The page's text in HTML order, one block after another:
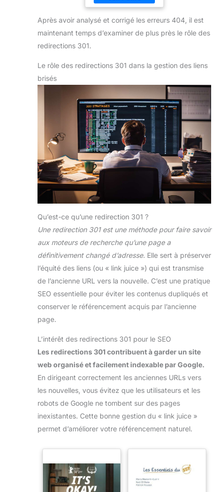
Après avoir analysé et corrigé les erreurs 404, il est
maintenant temps d’examiner de plus près le rôle des
redirections 301.
Le rôle des redirections 301 dans la gestion des liens
brisés
Qu’est-ce qu’une redirection 301 ?
Une redirection 301 est une méthode pour faire savoir
aux moteurs de recherche qu’une page a
définitivement changé d’adresse. Elle sert à préserver
l’équité des liens (ou « link juice ») qui est transmise
de l’ancienne URL vers la nouvelle. C’est une pratique
SEO essentielle pour éviter les contenus dupliqués et
conserver le référencement acquis par l’ancienne
page.
L’intérêt des redirections 301 pour le SEO
Les redirections 301 contribuent à garder un site
web organisé et facilement indexable par Google.
En dirigeant correctement les anciennes URLs vers
les nouvelles, vous évitez que les utilisateurs et les
robots de Google ne tombent sur des pages
inexistantes. Cette bonne gestion du « link juice »
permet d’améliorer votre référencement naturel.